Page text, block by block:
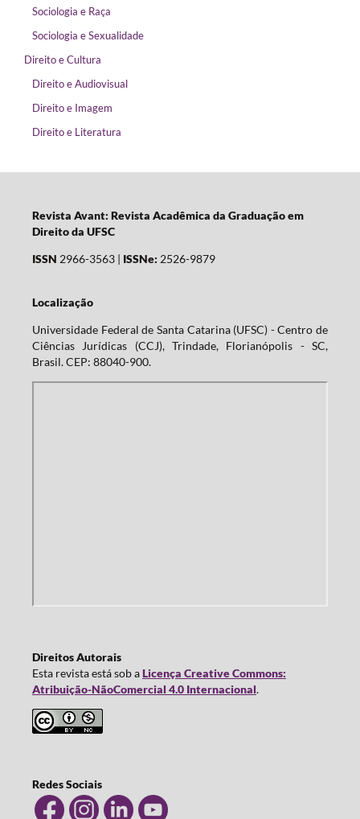
Sociologia e Raça
Sociologia e Sexualidade
Direito e Cultura
Direito e Audiovisual
Direito e Imagem
Direito e Literatura
Revista Avant: Revista Acadêmica da Graduação em
Direito da UFSC
ISSN 2966-3563 | ISSNe: 2526-9879
Localização
Universidade Federal de Santa Catarina (UFSC) - Centro de
Ciências Jurídicas (CCJ), Trindade, Florianópolis - SC,
Brasil. CEP: 88040-900.
Direitos Autorais
Esta revista está sob aLicença Creative Commons:
Atribuição-NãoComercial 4.0 Internacional.
Redes Sociais